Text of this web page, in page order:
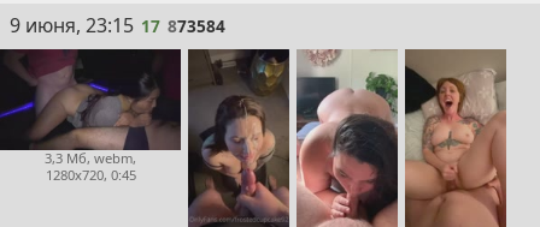
17
9 июня, 23:15 17 873584
3,3 Мб, webm,
1280x720, 0:45